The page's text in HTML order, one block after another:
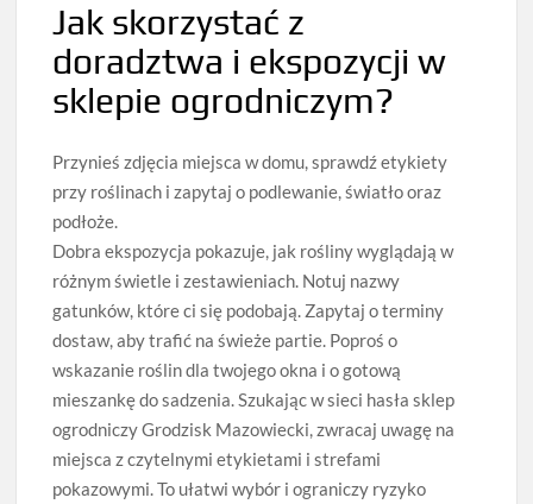
Jak skorzystać z
doradztwa i ekspozycji w
sklepie ogrodniczym?
Przynieś zdjęcia miejsca w domu, sprawdź etykiety
przy roślinach i zapytaj o podlewanie, światło oraz
podłoże.
Dobra ekspozycja pokazuje, jak rośliny wyglądają w
różnym świetle i zestawieniach. Notuj nazwy
gatunków, które ci się podobają. Zapytaj o terminy
dostaw, aby trafić na świeże partie. Poproś o
wskazanie roślin dla twojego okna i o gotową
mieszankę do sadzenia. Szukając w sieci hasła sklep
ogrodniczy Grodzisk Mazowiecki, zwracaj uwagę na
miejsca z czytelnymi etykietami i strefami
pokazowymi. To ułatwi wybór i ograniczy ryzyko